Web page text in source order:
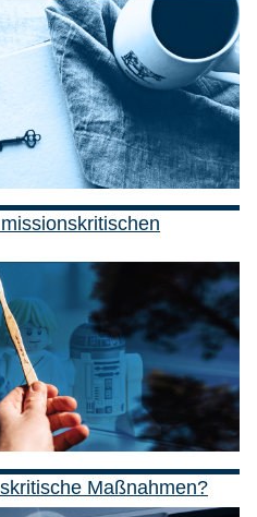
Maßnahmen?